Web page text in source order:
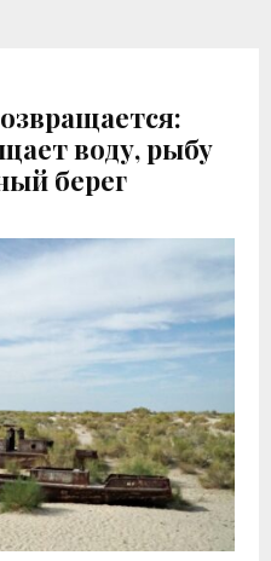
воду, рыбу
берег